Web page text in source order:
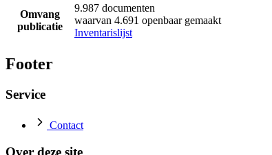
Omvang
publicatie
9.987 documenten
waarvan 4.691 openbaar gemaakt
Inventarislijst
Footer
Service
Contact
Over deze site